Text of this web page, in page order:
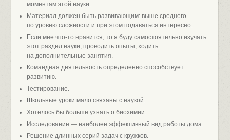
моментам этой науки.
Материал должен быть развивающим: выше среднего
по уровню сложности и при этом подаваться интересно.
Если мне что-то нравится, то я буду самостоятельно изучать
этот раздел науки, проводить опыты, ходить
на дополнительные занятия.
Командная деятельность определенно способствует
развитию.
Тестирование.
Школьные уроки мало связаны с наукой.
Хотелось бы больше узнать о биохимии.
Исследование — наиболее эффективный вид работы дома.
Решение длинных серий задач с кружков.